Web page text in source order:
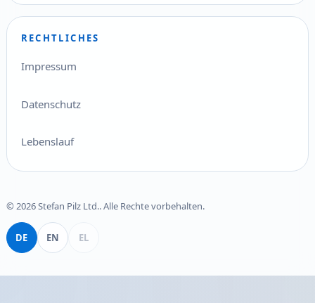
RECHTLICHES
Impressum
Datenschutz
Lebenslauf
© 2026 Stefan Pilz Ltd.. Alle Rechte vorbehalten.
DE
Deutsch
EN
English
EL